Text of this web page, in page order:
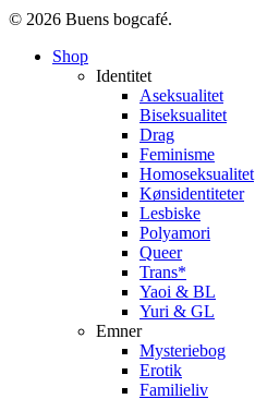
© 2026 Buens bogcafé.
Close
Shop
Identitet
Aseksualitet
Biseksualitet
Drag
Feminisme
Homoseksualitet
Kønsidentiteter
Lesbiske
Polyamori
Queer
Trans*
Yaoi & BL
Yuri & GL
Emner
Mysteriebog
Erotik
Familieliv